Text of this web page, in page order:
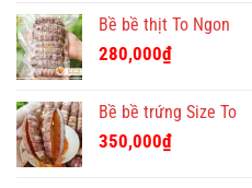
Bề bề thịt To Ngon
280,000₫
Bề bề trứng Size To
350,000₫